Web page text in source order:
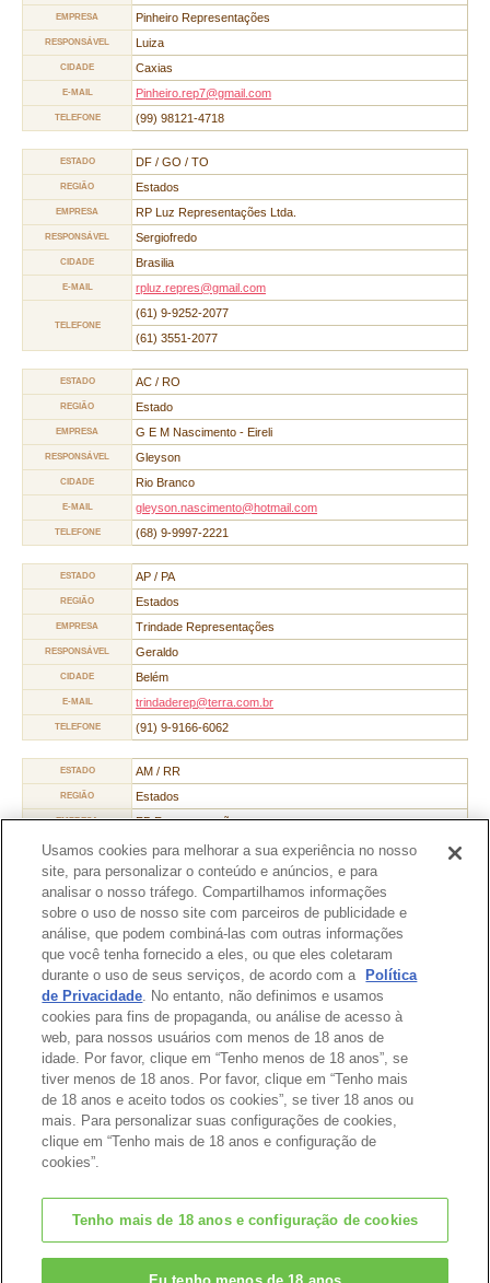
EMPRESA Pinheiro Representações
RESPONSÁVEL Luiza
CIDADE Caxias
E-MAIL Pinheiro.rep7@gmail.com
TELEFONE (99) 98121-4718
ESTADO DF / GO / TO
REGIÃO Estados
EMPRESA RP Luz Representações Ltda.
RESPONSÁVEL Sergiofredo
CIDADE Brasilia
E-MAIL rpluz.repres@gmail.com
TELEFONE
(61) 9-9252-2077
(61) 3551-2077
ESTADO AC / RO
REGIÃO Estado
EMPRESA G E M Nascimento - Eireli
RESPONSÁVEL Gleyson
CIDADE Rio Branco
E-MAIL gleyson.nascimento@hotmail.com
TELEFONE (68) 9-9997-2221
ESTADO AP / PA
REGIÃO Estados
EMPRESA Trindade Representações
RESPONSÁVEL Geraldo
CIDADE Belém
E-MAIL trindaderep@terra.com.br
TELEFONE (91) 9-9166-6062
ESTADO AM / RR
REGIÃO Estados
EMPRESA FB Representações
RESPONSÁVEL Fabiano
CIDADE Manaus
E-MAIL fbrepresentacaoltda@gmail.com
(92) 9-9108-7070
Topo da Página
© EPOCH
Usamos cookies para melhorar a sua experiência no nosso
site, para personalizar o conteúdo e anúncios, e para
analisar o nosso tráfego. Compartilhamos informações
sobre o uso de nosso site com parceiros de publicidade e
análise, que podem combiná-las com outras informações
que você tenha fornecido a eles, ou que eles coletaram
durante o uso de seus serviços, de acordo com a
Política
de Privacidade. No entanto, não definimos e usamos
cookies para fins de propaganda, ou análise de acesso à
web, para nossos usuários com menos de 18 anos de
idade. Por favor, clique em “Tenho menos de 18 anos”, se
tiver menos de 18 anos. Por favor, clique em “Tenho mais
de 18 anos e aceito todos os cookies”, se tiver 18 anos ou
mais. Para personalizar suas configurações de cookies,
clique em “Tenho mais de 18 anos e configuração de
cookies”.
Tenho mais de 18 anos e configuração de cookies